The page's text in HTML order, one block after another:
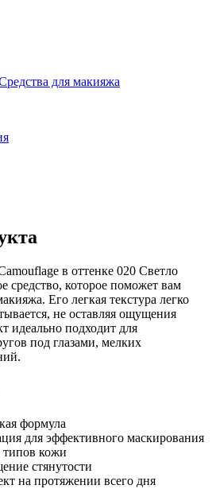
для макияжа
в оттенке 020 Светло
которое поможет вам
Его легкая текстура легко
не оставляя ощущения
идеально подходит для
под глазами, мелких
формула
для эффективного маскирования
типов кожи
стянутости
на протяжении всего дня